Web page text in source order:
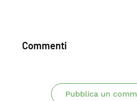
Commenti
Pubblica un